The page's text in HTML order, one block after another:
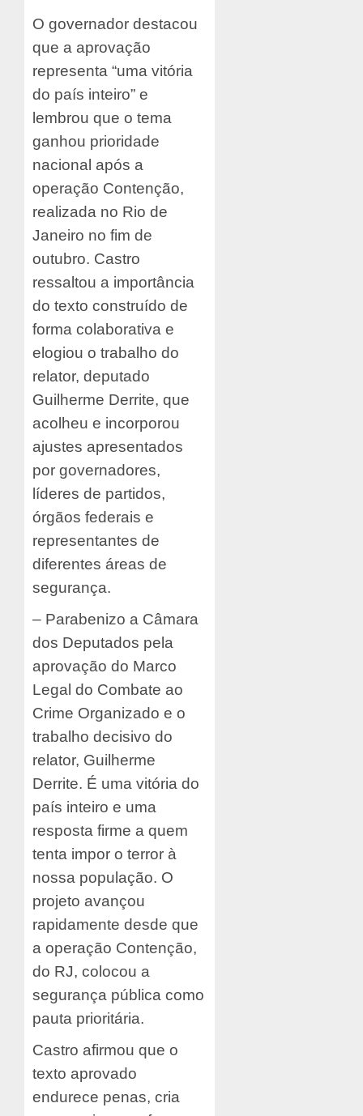
O governador destacou
que a aprovação
representa “uma vitória
do país inteiro” e
lembrou que o tema
ganhou prioridade
nacional após a
operação Contenção,
realizada no Rio de
Janeiro no fim de
outubro. Castro
ressaltou a importância
do texto construído de
forma colaborativa e
elogiou o trabalho do
relator, deputado
Guilherme Derrite, que
acolheu e incorporou
ajustes apresentados
por governadores,
líderes de partidos,
órgãos federais e
representantes de
diferentes áreas de
segurança.
– Parabenizo a Câmara
dos Deputados pela
aprovação do Marco
Legal do Combate ao
Crime Organizado e o
trabalho decisivo do
relator, Guilherme
Derrite. É uma vitória do
país inteiro e uma
resposta firme a quem
tenta impor o terror à
nossa população. O
projeto avançou
rapidamente desde que
a operação Contenção,
do RJ, colocou a
segurança pública como
pauta prioritária.
Castro afirmou que o
texto aprovado
endurece penas, cria